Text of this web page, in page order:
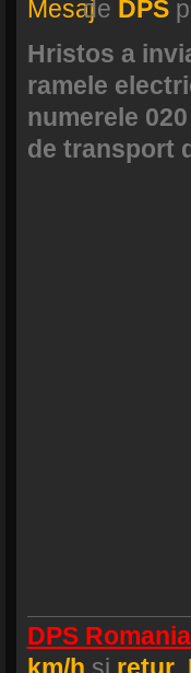
de DPS
Hristos a
ramele
numerele
de transport
DPS
km/h si retur,